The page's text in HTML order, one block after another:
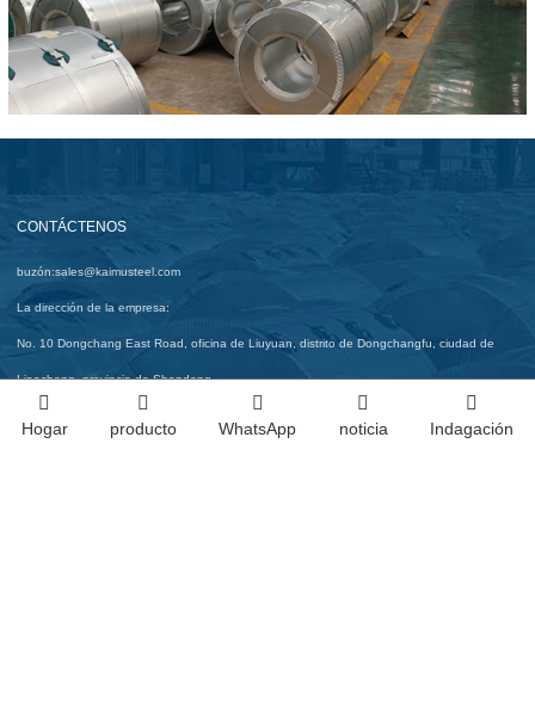
CONTÁCTENOS
buzón:sales@kaimusteel.com
La dirección de la empresa:
No. 10 Dongchang East Road, oficina de Liuyuan, distrito de Dongchangfu, ciudad de
Liaocheng, provincia de Shandong
Hogar producto WhatsApp noticia Indagación